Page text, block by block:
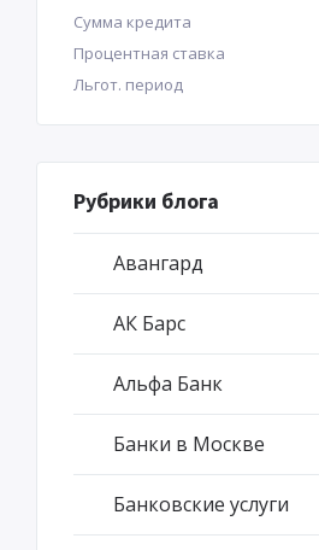
Сумма кредита
Процентная ставка
Льгот. период
Рубрики блога
Авангард
АК Барс
Альфа Банк
Банки в Москве
Банковские услуги